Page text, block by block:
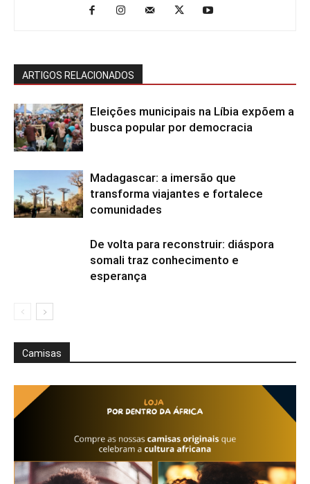
ARTIGOS RELACIONADOS
Eleições municipais na Líbia expõem a
busca popular por democracia
Madagascar: a imersão que
transforma viajantes e fortalece
comunidades
De volta para reconstruir: diáspora
somali traz conhecimento e
esperança
Camisas